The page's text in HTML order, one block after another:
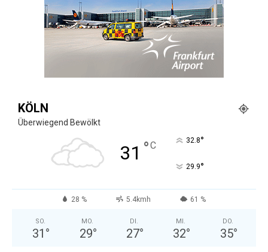
KÖLN
Überwiegend Bewölkt
31 °C 32.8°
29.9°
28 % 5.4kmh 61 %
SO.
31 °
MO.
29°
DI.
27°
MI.
32°
DO.
35°